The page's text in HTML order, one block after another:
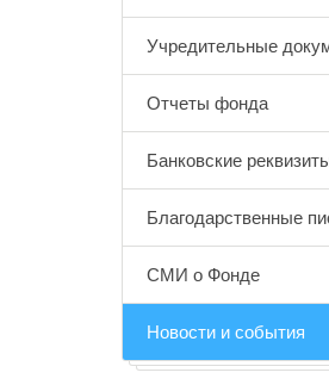
Учредительные
Отчеты фонда
Банковские
Благодарственные
СМИ о Фонде
Новости и события